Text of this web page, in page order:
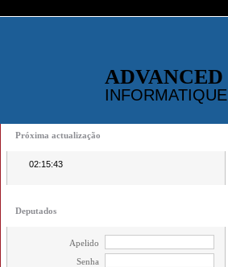
ADVANCED
INFORMATIQUE
Próxima actualização
02:15:43
Deputados
Apelido
Senha